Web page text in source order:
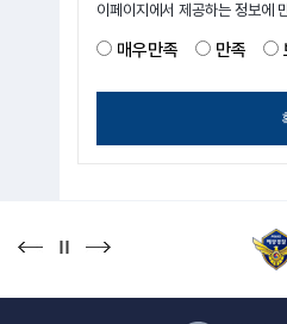
이페이지에서 제공하는 정보에
매우만족 만족